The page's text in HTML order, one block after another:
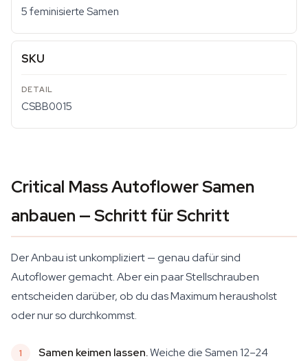
5 feminisierte Samen
SKU
CSBB0015
Critical Mass Autoflower Samen
anbauen — Schritt für Schritt
Der Anbau ist unkompliziert — genau dafür sind
Autoflower gemacht. Aber ein paar Stellschrauben
entscheiden darüber, ob du das Maximum herausholst
oder nur so durchkommst.
Samen keimen lassen.Weiche die Samen 12–24